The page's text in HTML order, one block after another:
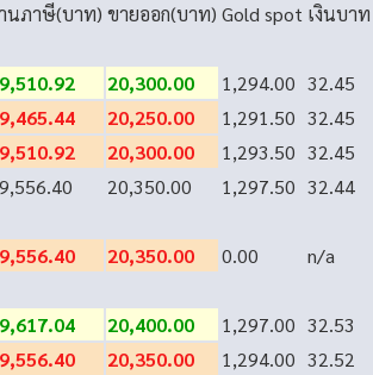
นภาษี(บาท) ขายออก(บาท) Gold spot เงินบาท
20,300.00 1,294.00 32.45
20,250.00 1,291.50 32.45
20,300.00 1,293.50 32.45
20,350.00 1,297.50 32.44
20,350.00 0.00 n/a
20,400.00 1,297.00 32.53
20,350.00 1,294.00 32.52